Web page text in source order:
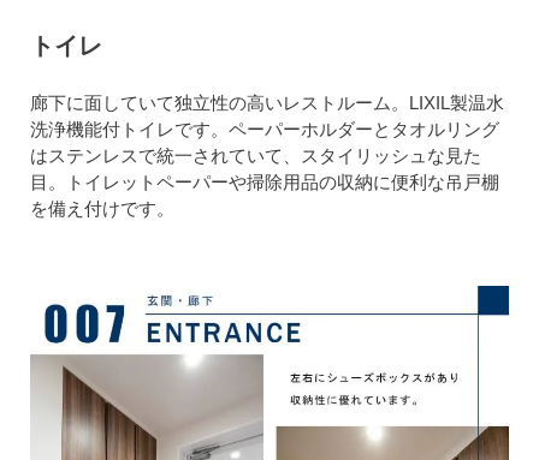
トイレ
廊下に面していて独立性の高いレストルーム。LIXIL製温水
洗浄機能付トイレです。ペーパーホルダーとタオルリング
はステンレスで統一されていて、スタイリッシュな見た
目。トイレットペーパーや掃除用品の収納に便利な吊戸棚
を備え付けです。